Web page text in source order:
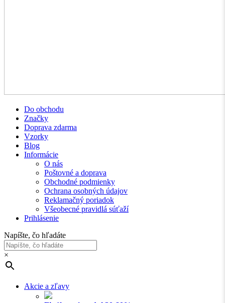
Do obchodu
Značky
Doprava zdarma
Vzorky
Blog
Informácie
O nás
Poštovné a doprava
Obchodné podmienky
Ochrana osobných údajov
Reklamačný poriadok
Všeobecné pravidlá súťaží
Prihlásenie
Napíšte, čo hľadáte
×
Akcie a zľavy